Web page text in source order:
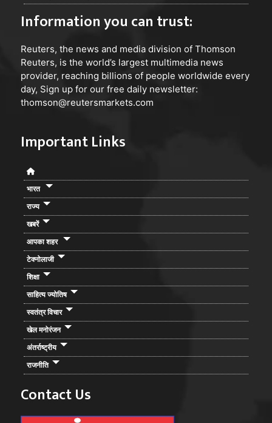
Information you can trust:
Reuters, the news and media division of Thomson
Reuters, is the world’s largest multimedia news
provider, reaching billions of people worldwide every
day, Sign up for our free daily newsletter:
thomson@reutersmarkets.com
Important Links
भारत
राज्य
खबरें
आपका शहर
टेक्नोलाजी
शिक्षा
साहित्य ज्योतिष
स्वतंत्र विचार
खेल मनोरंजन
अंतर्राष्ट्रीय
राजनीति
Contact Us